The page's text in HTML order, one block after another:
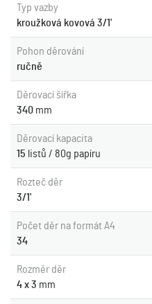
Typ vazby
kroužková kovová 3/1'
Pohon děrování
ručně
Děrovací šířka
340 mm
Děrovací kapacita
15 listů / 80g papíru
Rozteč děr
3/1'
Počet děr na formát A4
34
Rozměr děr
4 x 3 mm